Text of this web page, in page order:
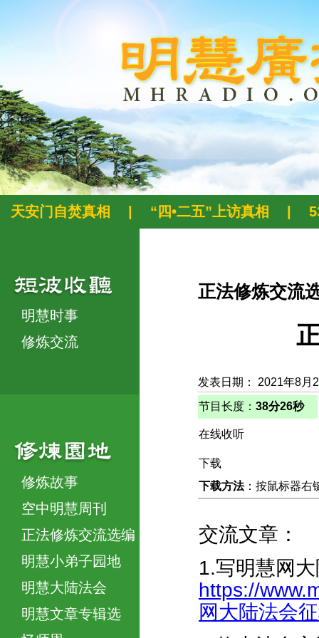
天安门自焚真相 “四•二五”上访真相
明慧时事
修炼交流
修炼故事
空中明慧周刊
正法修炼交流选编
明慧小弟子园地
明慧大陆法会
明慧文章专辑选
正法修炼交流
发表日期： 2021年8月
节目长度： 38分26秒
在线收听
下载
下载方法：按鼠标器右
交流文章：
1.写明慧网
https://
网大陆法会